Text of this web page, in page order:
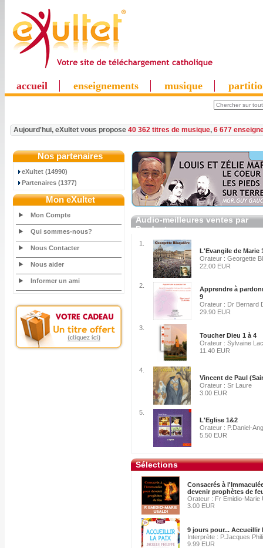
accueil enseignements musique
Aujourd'hui, eXultet vous propose 40 362 titres de musique, 6 677
Nos partenaires
eXultet (14990)
Partenaires (1377)
Mon eXultet
Mon Compte
Qui sommes-nous?
Nous Contacter
Nous aider
Informer un ami
Audio-meilleures ventes par
Producteur
1.
L'Evangile de Marie
Orateur : Georgette
22.00 EUR
2.
Apprendre à
9
Orateur : Dr Bernard
29.90 EUR
3.
Toucher Dieu 1 à 4
Orateur : Sylvaine
11.40 EUR
4.
Vincent de Paul
Orateur : Sr Laure
3.00 EUR
5.
L'Eglise 1&2
Orateur : P.Daniel-
5.50 EUR
Sélections
Consacrés à
devenir prophètes de
Orateur : Fr Emidio-Marie
3.00 EUR
9 jours pour... Accueillir
Interprète : P.Jacques
9.99 EUR